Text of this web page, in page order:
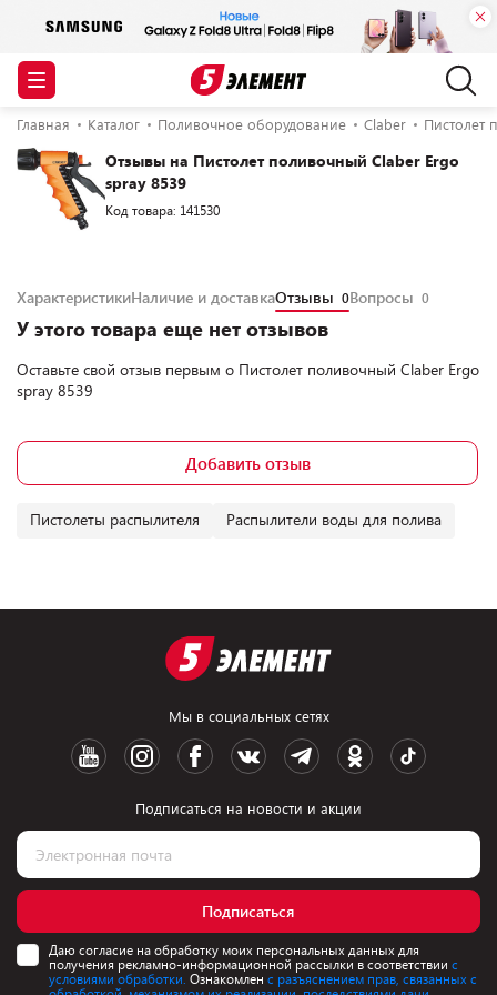
Главная Каталог Поливочное оборудование Claber Пистолет
Отзывы на Пистолет поливочный Claber Ergo
spray 8539
Код товара: 141530
ХарактеристикиНаличие и доставкаОтзывы 0Вопросы 0
У этого товара еще нет отзывов
Оставьте свой отзыв первым о Пистолет поливочный Claber Ergo
spray 8539
Добавить отзыв
Пистолеты распылителя Распылители воды для полива
Мы в социальных сетях
Подписаться на новости и акции
Подписаться
Даю согласие на обработку моих персональных данных для
получения рекламно-информационной рассылки в соответствии с
условиями обработки. Ознакомлен с разъяснением прав, связанных с